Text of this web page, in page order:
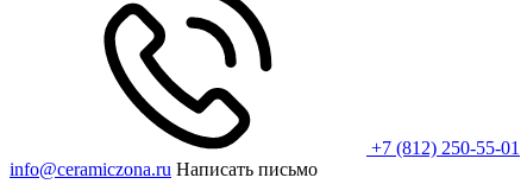
+7 (812) 250-55-01
info@ceramiczona.ru Написать письмо